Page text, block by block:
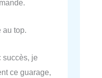
au top.
succès, je
ce guarage,